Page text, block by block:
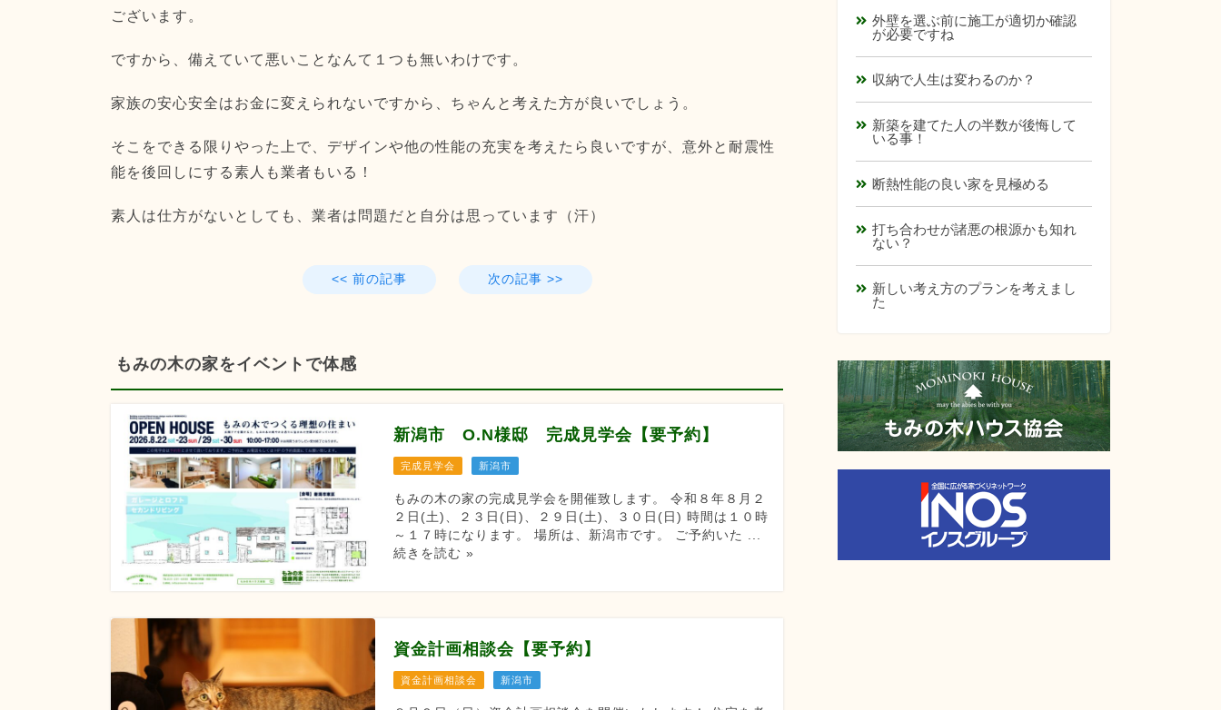
ございます。
ですから、備えていて悪いことなんて１つも無いわけです。
家族の安心安全はお金に変えられないですから、 ちゃんと考えた方が良いでしょう。
そこをできる限りやった上で、 デザインや他の性能の充実を考えたら良いですが、 意外と耐震性
能を後回しにする素人も業者もいる！
素人は仕方がないとしても、業者は問題だと自分は思っています（汗）
<< 前の記事 次の記事 >>
もみの木の家をイベントで体感
新潟市 O.N様邸 完成見学会【要予約】
完成見学会 新潟市
もみの木の家の完成見学会を開催致します。 令和８年８月２
２日(土)、２３日(日)、２９日(土)、３０日(日) 時間は１０時
～１７時になります。 場所は、新潟市です。 ご予約いた ...
続きを読む »
資金計画相談会【要予約】
資金計画相談会 新潟市
外壁を選ぶ前に施工が適切か確認
が必要ですね
収納で人生は変わるのか？
新築を建てた人の半数が後悔して
いる事！
断熱性能の良い家を見極める
打ち合わせが諸悪の根源かも知れ
ない？
新しい考え方のプランを考えまし
た